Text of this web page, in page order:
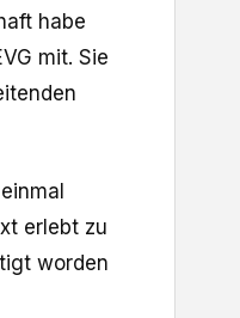
habe
mit. Sie
erlebt zu
worden